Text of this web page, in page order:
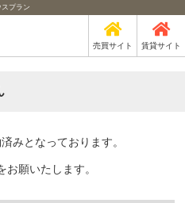
プラン
売買サイト 賃貸サイト
みとなっております。
お願いたします。